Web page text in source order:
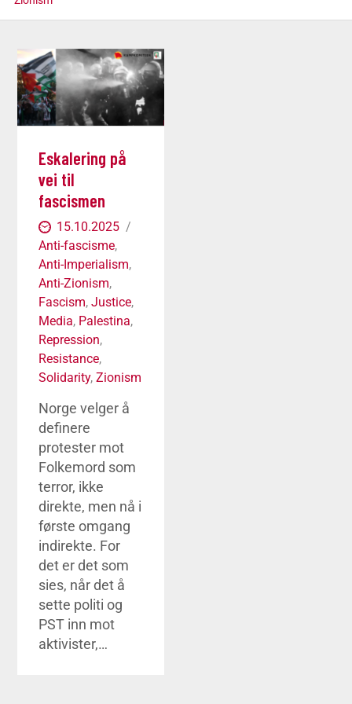
Eskalering på
vei til
fascismen
15.10.2025
Anti-fascisme,
Anti-Imperialism,
Anti-Zionism,
Fascism,Justice,
Media, Palestina,
Repression,
Resistance,
Solidarity,Zionism
Norge velger å
definere
protester mot
Folkemord som
terror, ikke
direkte, men nå i
første omgang
indirekte. For
det er det som
sies, når det å
sette politi og
PST inn mot
aktivister,…